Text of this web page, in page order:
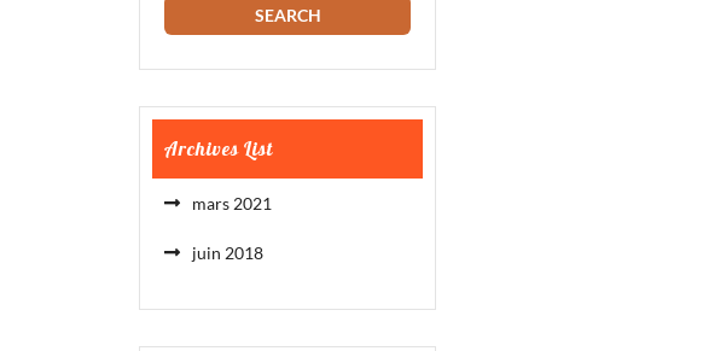
Archives List
mars 2021
juin 2018